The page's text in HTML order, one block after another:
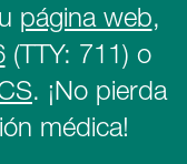
página web,
(TTY: 711) o
. ¡No pierda
médica!